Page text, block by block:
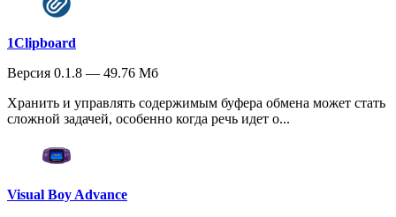
1Clipboard
Версия 0.1.8 — 49.76 Мб
Хранить и управлять содержимым буфера обмена может стать
сложной задачей, особенно когда речь идет о...
Visual Boy Advance